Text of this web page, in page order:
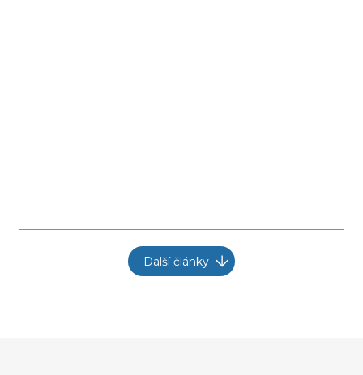
Další články